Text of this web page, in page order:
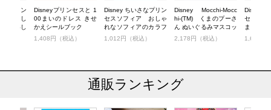
なプリン
いっし
おいし
Disneyプリンセスと 1
00まいのドレス きせ
かえシールブック
1,408円（税込）
Disney ちいさなプリン
セスソフィア おしゃ
れなソフィアのカラフ
ルドレスシール Book
1,012円（税込）
Disney Mocchi-Mocc
hi-(TM) くまのプーさ
ん ぬいぐるみマスコッ
ト＆トートバッグBOO
2,178円（税込）
Disney
セスソフ
まえの8
プロジェ
1,628円
通販ランキング